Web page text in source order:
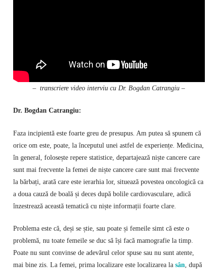
– transcriere video interviu cu Dr. Bogdan Catrangiu –
Dr. Bogdan Catrangiu:
Faza incipientă este foarte greu de presupus. Am putea să spunem că
orice om este, poate, la începutul unei astfel de experiențe. Medicina,
în general, folosește repere statistice, departajează niște cancere care
sunt mai frecvente la femei de niște cancere care sunt mai frecvente
la bărbați, arată care este ierarhia lor, situează povestea oncologică ca
a doua cauză de boală și deces după bolile cardiovasculare, adică
înzestrează această tematică cu niște informații foarte clare.
Problema este că, deși se știe, sau poate și femeile simt că este o
problemă, nu toate femeile se duc să își facă mamografie la timp.
Poate nu sunt convinse de adevărul celor spuse sau nu sunt atente,
mai bine zis. La femei, prima localizare este localizarea la sân, după